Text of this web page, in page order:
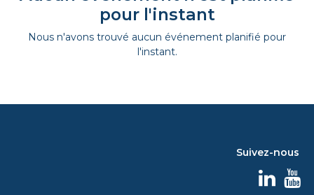
pour l'instant
Nous n'avons trouvé aucun événement planifié pour
l'instant.
Suivez-nous